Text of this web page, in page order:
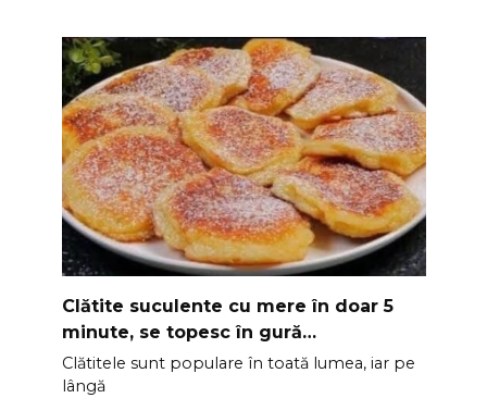
Clătite suculente cu mere în doar 5
minute, se topesc în gură…
Clătitele sunt populare în toată lumea, iar pe
lângă